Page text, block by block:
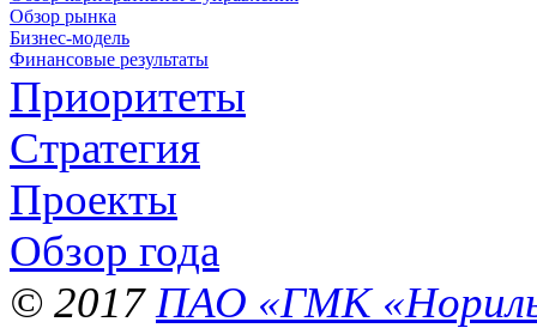
Обзор рынка
Бизнес-модель
Финансовые результаты
Приоритеты
Стратегия
Проекты
Обзор года
© 2017 ПАО «ГМК